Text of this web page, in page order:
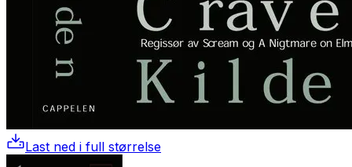
Last ned i full størrelse